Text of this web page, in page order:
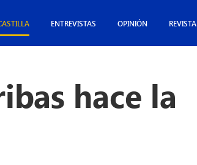
ENTREVISTAS OPINIÓN REVISTA
hace la